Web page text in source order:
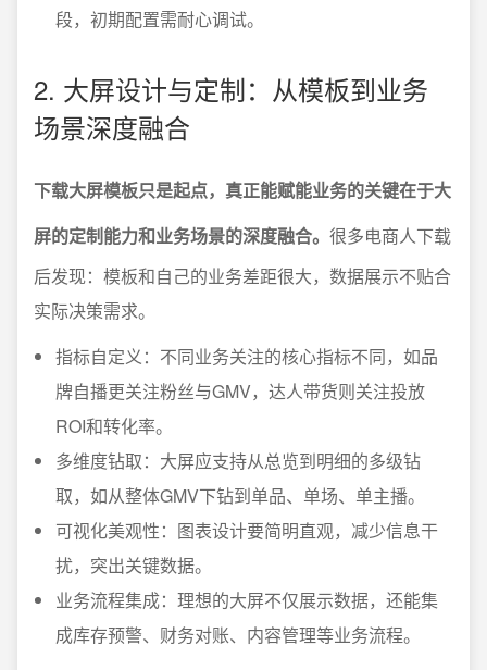
段，初期配置需耐心调试。
2. 大屏设计与定制：从模板到业务
场景深度融合
下载大屏模板只是起点，真正能赋能业务的关键在于大
屏的定制能力和业务场景的深度融合。 很多电商人下载
后发现：模板和自己的业务差距很大，数据展示不贴合
实际决策需求。
指标自定义：不同业务关注的核心指标不同，如品
牌自播更关注粉丝与GMV，达人带货则关注投放
ROI和转化率。
多维度钻取：大屏应支持从总览到明细的多级钻
取，如从整体GMV下钻到单品、单场、单主播。
可视化美观性：图表设计要简明直观，减少信息干
扰，突出关键数据。
业务流程集成：理想的大屏不仅展示数据，还能集
成库存预警、财务对账、内容管理等业务流程。